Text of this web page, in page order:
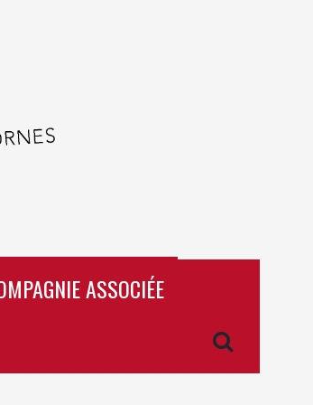
ASSOCIÉE